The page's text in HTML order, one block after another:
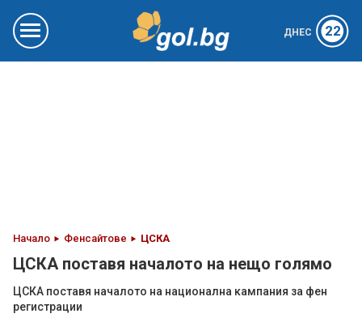
ДНЕС 22
Начало Фенсайтове ЦСКА
ЦСКА поставя началото на нещо голямо
ЦСКА поставя началото на национална кампания за фен
регистрации